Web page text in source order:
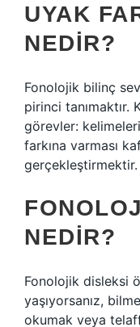
UYAK
NEDIR?
Fonolojik bilinç
pirinci tanımaktır.
görevler:
farkına varması
gerçekleştirmektir.
NEDIR?
Fonolojik disleksi
yaşıyorsanız,
okumak veya